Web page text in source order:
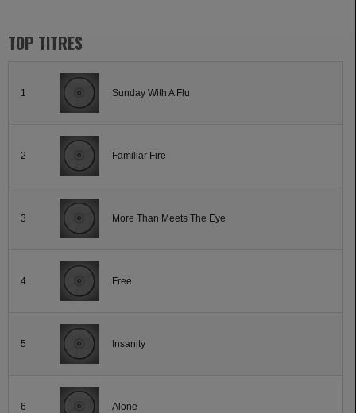
TOP TITRES
1 Sunday With A Flu
2 Familiar Fire
3 More Than Meets The Eye
4 Free
5 Insanity
6 Alone